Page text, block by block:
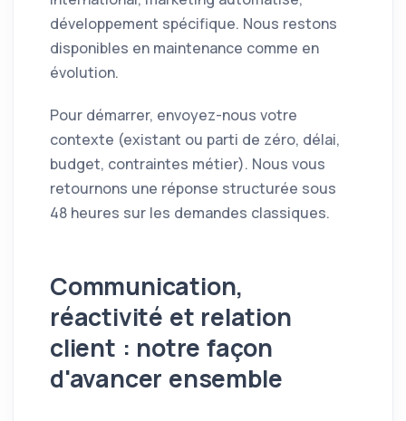
développement spécifique. Nous restons
disponibles en maintenance comme en
évolution.
Pour démarrer, envoyez-nous votre
contexte (existant ou parti de zéro, délai,
budget, contraintes métier). Nous vous
retournons une réponse structurée sous
48 heures sur les demandes classiques.
Communication,
réactivité et relation
client : notre façon
d'avancer ensemble